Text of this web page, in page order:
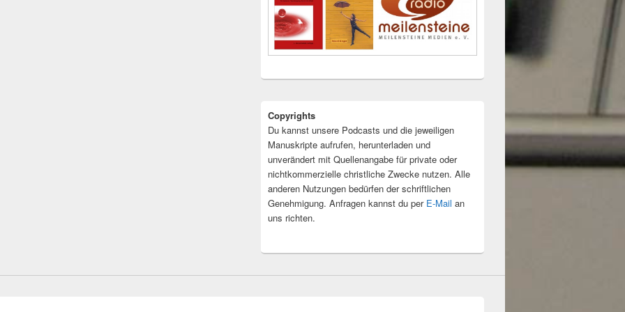
Copyrights
Du kannst unsere Podcasts und die jeweiligen
Manuskripte aufrufen, herunterladen und
unverändert mit Quellenangabe für private oder
nichtkommerzielle christliche Zwecke nutzen. Alle
anderen Nutzungen bedürfen der schriftlichen
Genehmigung. Anfragen kannst du per E-Mail an
uns richten.